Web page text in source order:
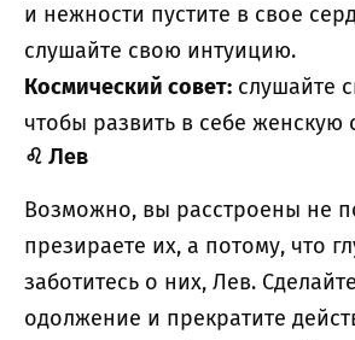
и нежности пустите в свое
слушайте свою интуицию.
Космический совет: слушайте
чтобы развить в себе женскую
♌ Лев
Возможно, вы расстроены не
презираете их, а потому, что
заботитесь о них, Лев.
одолжение и прекратите